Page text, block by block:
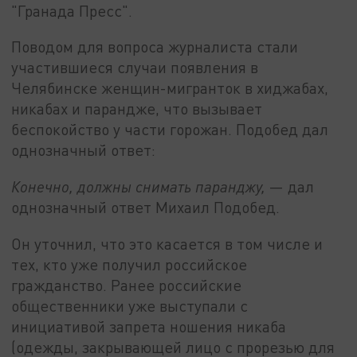
"Гранада Пресс".
Поводом для вопроса журналиста стали
участившиеся случаи появления в
Челябинске женщин-мигранток в хиджабах,
никабах и парандже, что вызывает
беспокойство у части горожан. Подобед дал
однозначный ответ:
Конечно, должны снимать паранджу, — дал
однозначный ответ Михаил Подобед.
Он уточнил, что это касается в том числе и
тех, кто уже получил российское
гражданство. Ранее российские
общественники уже выступали с
инициативой запрета ношения никаба
(одежды, закрывающей лицо с прорезью для